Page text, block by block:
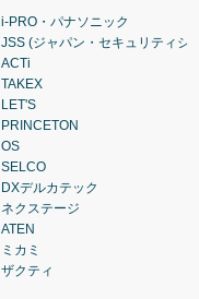
i-PRO・パナソニック
JSS (ジャパン・セキュリティシ
ACTi
TAKEX
LET'S
PRINCETON
OS
SELCO
DXデルカテック
ネクステージ
ATEN
ミカミ
ザクティ